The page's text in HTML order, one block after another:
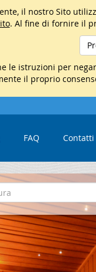
il nostro Sito
. Al fine di fornire il
le istruzioni per
il proprio
FAQ Contatti